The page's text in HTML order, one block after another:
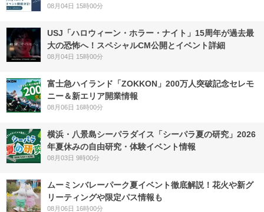
08月04日 15時00分
USJ「ハロウィーン・ホラー・ナイト」15周年が過去最
大の恐怖へ！スペシャルCM公開とイベント詳細
08月04日 15時00分
富士急ハイランド「ZOKKON」200万人突破記念セレモ
ニー＆新エリア開業情報
08月06日 16時00分
横浜・八景島シーパラダイス「シーパラ夏の研究」2026
年夏休みの自由研究・体験イベント情報
08月03日 9時00分
ムーミンバレーパーク夏イベント徹底解説！花火や新グ
リーティングや限定パス情報も
08月06日 16時00分